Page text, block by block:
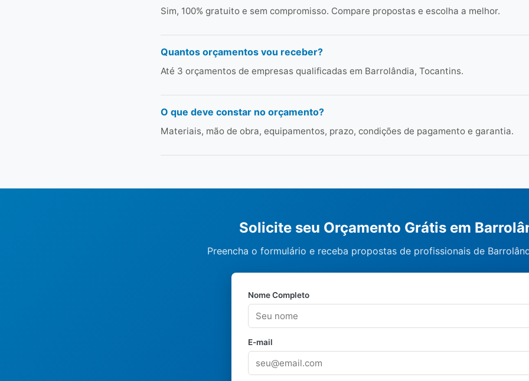
Sim, 100% gratuito e sem compromisso. Compare propostas e escolha a melhor.
Quantos orçamentos vou receber?
Até 3 orçamentos de empresas qualificadas em Barrolândia, Tocantins.
O que deve constar no orçamento?
Materiais, mão de obra, equipamentos, prazo, condições de pagamento e garantia.
Solicite seu Orçamento Grátis em
Preencha o formulário e receba propostas de profissionais de
Nome Completo
E-mail